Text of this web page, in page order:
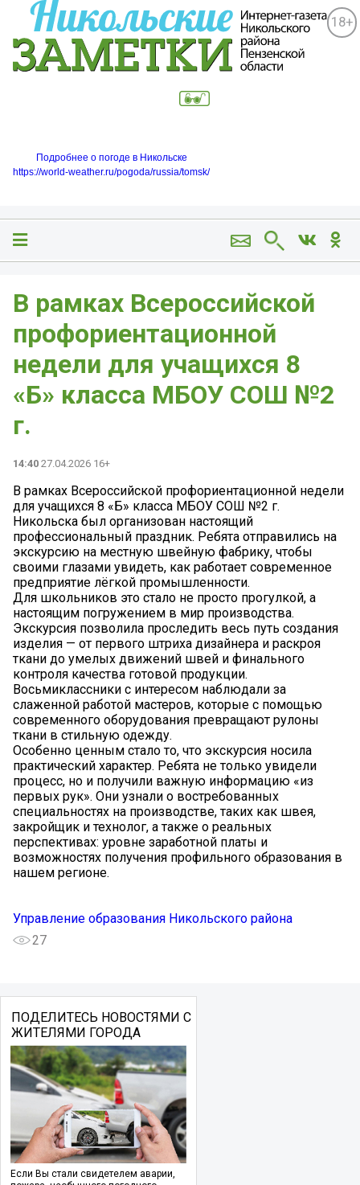
18+
Подробнее о погоде в Никольске
https://world-weather.ru/pogoda/russia/tomsk/
В рамках Всероссийской
профориентационной
недели для учащихся 8
«Б» класса МБОУ СОШ №2
г.
14:40 27.04.2026 16+
В рамках Всероссийской профориентационной недели
для учащихся 8 «Б» класса МБОУ СОШ №2 г.
Никольска был организован настоящий
профессиональный праздник. Ребята отправились на
экскурсию на местную швейную фабрику, чтобы
своими глазами увидеть, как работает современное
предприятие лёгкой промышленности.
Для школьников это стало не просто прогулкой, а
настоящим погружением в мир производства.
Экскурсия позволила проследить весь путь создания
изделия — от первого штриха дизайнера и раскроя
ткани до умелых движений швей и финального
контроля качества готовой продукции.
Восьмиклассники с интересом наблюдали за
слаженной работой мастеров, которые с помощью
современного оборудования превращают рулоны
ткани в стильную одежду.
Особенно ценным стало то, что экскурсия носила
практический характер. Ребята не только увидели
процесс, но и получили важную информацию «из
первых рук». Они узнали о востребованных
специальностях на производстве, таких как швея,
закройщик и технолог, а также о реальных
перспективах: уровне заработной платы и
возможностях получения профильного образования в
нашем регионе.
Управление образования Никольского района
27
ПОДЕЛИТЕСЬ НОВОСТЯМИ С
ЖИТЕЛЯМИ ГОРОДА
Если Вы стали свидетелем аварии,